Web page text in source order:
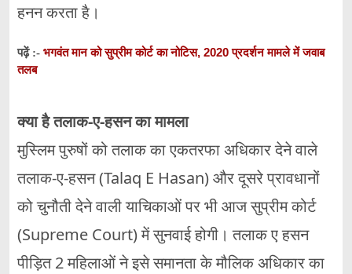
हनन करता है।
पढ़ें :- भगवंत मान को सुप्रीम कोर्ट का नोटिस, 2020 प्रदर्शन मामले में जवाब
तलब
क्या है तलाक-ए-हसन का मामला
मुस्लिम पुरुषों को तलाक का एकतरफा अधिकार देने वाले
तलाक-ए-हसन (Talaq E Hasan) और दूसरे प्रावधानों
को चुनौती देने वाली याचिकाओं पर भी आज सुप्रीम कोर्ट
(Supreme Court) में सुनवाई होगी। तलाक ए हसन
पीड़ित 2 महिलाओं ने इसे समानता के मौलिक अधिकार का